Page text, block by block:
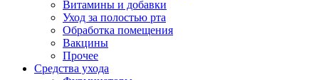
Витамины и добавки
Уход за полостью рта
Обработка помещения
Вакцины
Прочее
Средства ухода